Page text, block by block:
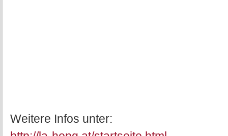
Weitere Infos unter: